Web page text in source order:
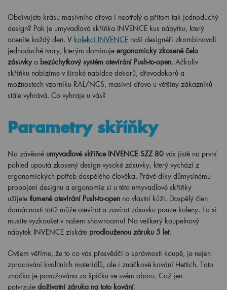
Obdivujete krásu masivního dřeva i neotřelý a přitom tak jednoduchý
design? Pak je umyvadlová skříňka INVENCE kus nábytku, který
oceníte každý den. V kolekci INVENCE naši designéři zkombinovali
jednoduché tvary, kterým dominuje ergonomicky zkosené čelo
zásuvky a bezúchytkový systém otevírání Push-to-open. Ačkoliv
skříňku nabízíme v široké nabídce dekorů, dřevodekorů a
možnostech vzorníku RAL/NCS, masivní dřevo u většiny zákazníků
stále vyhrává. Co vyhraje u vás?
Parametry skříňky
Na závěsné umyvadlové skříňce INVENCE SZZ 80 vás jistě na první
pohled upoutá zkosený design vysoké zásuvky, který vychází z
ergonomických potřeb dospělého člověka. Právě díky důmyslnému
propojení designu a ergonomie si u této umyvadlové skříňky
užijete tlumené otevírání Push-to-open na vlastní kůži. Dospělý člen
domácnosti totiž může otevírat a zavírat zásuvku pouze koleny. To si
musíte vyzkoušet v našem showroomu! Na veškerý koupelnový
nábytek INVENCE získáte prodlouženou záruku 5 let.
Ovšem věříme, že to co vás přesvědčí o správnosti koupě, je nejen
zpracování kvalitních materiálů, ale i značkové kování Hettich. Tato
značka je považována za špičku ve svém oboru. Což jen
potvrzuje doživotní záruka na toto kování.